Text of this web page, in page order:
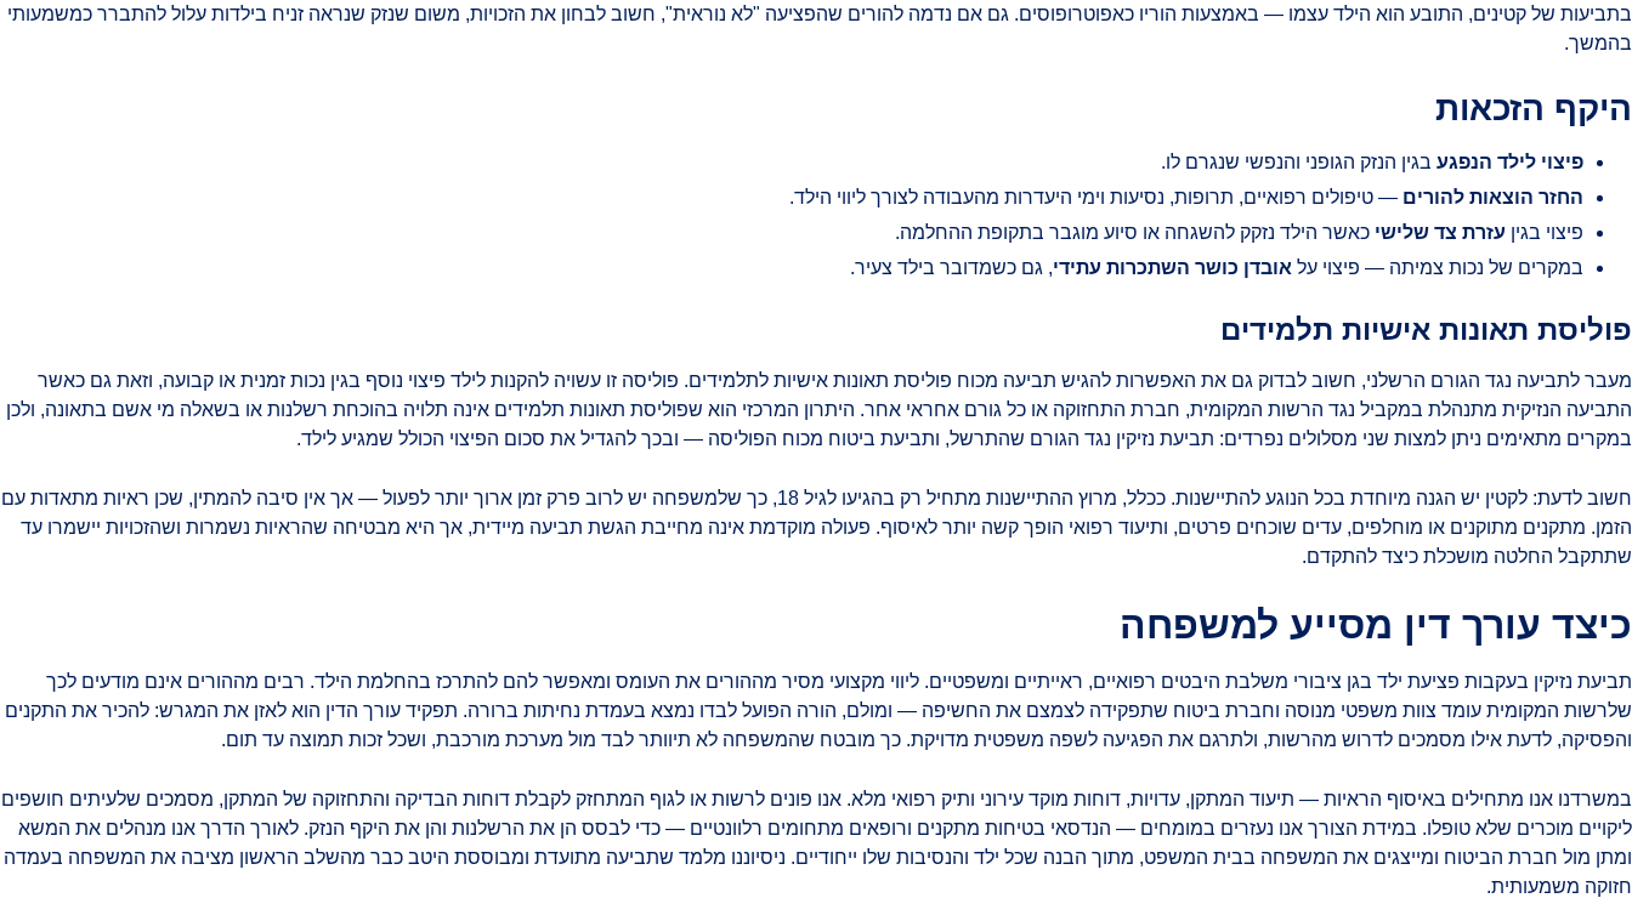
בתביעות של קטינים, התובע הוא הילד עצמו — באמצעות הוריו כאפוטרופוסים. גם אם נדמה להורים שהפציעה "לא נוראית", חשוב לבחון את הזכויות, משום שנזק שנראה זניח בילדות עלול להתברר כמשמעותי
בהמשך.
היקף הזכאות
פיצוי לילד הנפגע בגין הנזק הגופני והנפשי שנגרם לו.
החזר הוצאות להורים — טיפולים רפואיים, תרופות, נסיעות וימי היעדרות מהעבודה לצורך ליווי הילד.
פיצוי בגין עזרת צד שלישי כאשר הילד נזקק להשגחה או סיוע מוגבר בתקופת ההחלמה.
במקרים של נכות צמיתה — פיצוי על אובדן כושר השתכרות עתידי, גם כשמדובר בילד צעיר.
פוליסת תאונות אישיות תלמידים
מעבר לתביעה נגד הגורם הרשלני, חשוב לבדוק גם את האפשרות להגיש תביעה מכוח פוליסת תאונות אישיות לתלמידים. פוליסה זו עשויה להקנות לילד פיצוי נוסף בגין נכות זמנית או קבועה, וזאת גם כאשר
התביעה הנזיקית מתנהלת במקביל נגד הרשות המקומית, חברת התחזוקה או כל גורם אחראי אחר. היתרון המרכזי הוא שפוליסת תאונות תלמידים אינה תלויה בהוכחת רשלנות או בשאלה מי אשם בתאונה, ולכן
במקרים מתאימים ניתן למצות שני מסלולים נפרדים: תביעת נזיקין נגד הגורם שהתרשל, ותביעת ביטוח מכוח הפוליסה — ובכך להגדיל את סכום הפיצוי הכולל שמגיע לילד.
חשוב לדעת: לקטין יש הגנה מיוחדת בכל הנוגע להתיישנות. ככלל, מרוץ ההתיישנות מתחיל רק בהגיעו לגיל 18, כך שלמשפחה יש לרוב פרק זמן ארוך יותר לפעול — אך אין סיבה להמתין, שכן ראיות מתאדות עם
הזמן. מתקנים מתוקנים או מוחלפים, עדים שוכחים פרטים, ותיעוד רפואי הופך קשה יותר לאיסוף. פעולה מוקדמת אינה מחייבת הגשת תביעה מיידית, אך היא מבטיחה שהראיות נשמרות ושהזכויות יישמרו עד
שתתקבל החלטה מושכלת כיצד להתקדם.
כיצד עורך דין מסייע למשפחה
תביעת נזיקין בעקבות פציעת ילד בגן ציבורי משלבת היבטים רפואיים, ראייתיים ומשפטיים. ליווי מקצועי מסיר מההורים את העומס ומאפשר להם להתרכז בהחלמת הילד. רבים מההורים אינם מודעים לכך
שלרשות המקומית עומד צוות משפטי מנוסה וחברת ביטוח שתפקידה לצמצם את החשיפה — ומולם, הורה הפועל לבדו נמצא בעמדת נחיתות ברורה. תפקיד עורך הדין הוא לאזן את המגרש: להכיר את התקנים
והפסיקה, לדעת אילו מסמכים לדרוש מהרשות, ולתרגם את הפגיעה לשפה משפטית מדויקת. כך מובטח שהמשפחה לא תיוותר לבד מול מערכת מורכבת, ושכל זכות תמוצה עד תום.
במשרדנו אנו מתחילים באיסוף הראיות — תיעוד המתקן, עדויות, דוחות מוקד עירוני ותיק רפואי מלא. אנו פונים לרשות או לגוף המתחזק לקבלת דוחות הבדיקה והתחזוקה של המתקן, מסמכים שלעיתים חושפים
ליקויים מוכרים שלא טופלו. במידת הצורך אנו נעזרים במומחים — הנדסאי בטיחות מתקנים ורופאים מתחומים רלוונטיים — כדי לבסס הן את הרשלנות והן את היקף הנזק. לאורך הדרך אנו מנהלים את המשא
ומתן מול חברת הביטוח ומייצגים את המשפחה בבית המשפט, מתוך הבנה שכל ילד והנסיבות שלו ייחודיים. ניסיוננו מלמד שתביעה מתועדת ומבוססת היטב כבר מהשלב הראשון מציבה את המשפחה בעמדה
חזוקה משמעותית.